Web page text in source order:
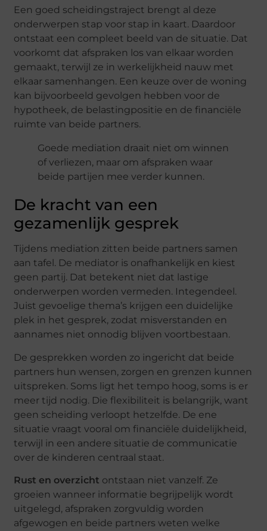
Een goed scheidingstraject brengt al deze
onderwerpen stap voor stap in kaart. Daardoor
ontstaat een compleet beeld van de situatie. Dat
voorkomt dat afspraken los van elkaar worden
gemaakt, terwijl ze in werkelijkheid nauw met
elkaar samenhangen. Een keuze over de woning
kan bijvoorbeeld gevolgen hebben voor de
hypotheek, de belastingpositie en de financiële
ruimte van beide partners.
Goede mediation draait niet om winnen
of verliezen, maar om afspraken waar
beide partijen mee verder kunnen.
De kracht van een
gezamenlijk gesprek
Tijdens mediation zitten beide partners samen
aan tafel. De mediator is onafhankelijk en kiest
geen partij. Dat betekent niet dat lastige
onderwerpen worden vermeden. Integendeel.
Juist gevoelige thema’s krijgen een duidelijke
plek in het gesprek, zodat misverstanden en
aannames niet onnodig blijven voortbestaan.
De gesprekken worden zo ingericht dat beide
partners hun wensen, zorgen en grenzen kunnen
uitspreken. Soms ligt het tempo hoog, soms is er
meer tijd nodig. Die flexibiliteit is belangrijk, want
geen scheiding verloopt hetzelfde. De ene
situatie vraagt vooral om financiële duidelijkheid,
terwijl in een andere situatie de communicatie
over de kinderen centraal staat.
Rust en overzicht ontstaan niet vanzelf. Ze
groeien wanneer informatie begrijpelijk wordt
uitgelegd, afspraken zorgvuldig worden
afgewogen en beide partners weten welke